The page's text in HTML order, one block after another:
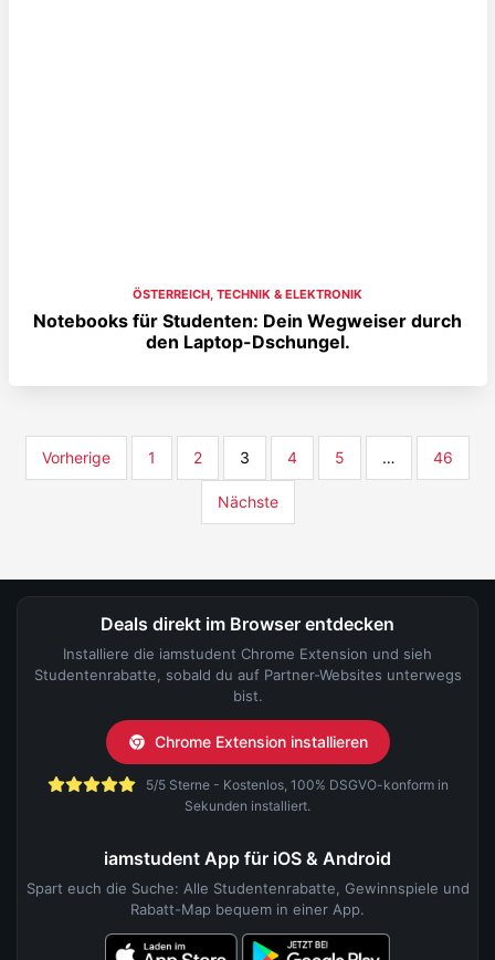
ÖSTERREICH TECHNIK & ELEKTRONIK
Notebooks für Studenten: Dein Wegweiser durch
den Laptop-Dschungel.
Vorherige 1 2 3 4 5 … 46
Nächste
Deals direkt im Browser entdecken
Installiere die iamstudent Chrome Extension und sieh
Studentenrabatte, sobald du auf Partner-Websites unterwegs
bist.
Chrome Extension installieren
5/5 Sterne - Kostenlos, 100% DSGVO-konform in
Sekunden installiert.
iamstudent App für iOS & Android
Spart euch die Suche: Alle Studentenrabatte, Gewinnspiele und
Rabatt-Map bequem in einer App.